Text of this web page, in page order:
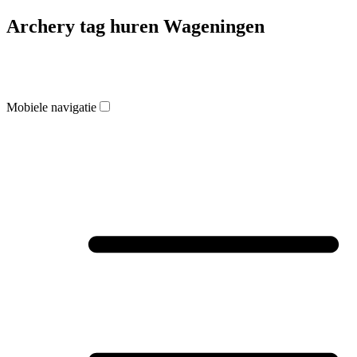
Archery tag huren Wageningen
Mobiele navigatie